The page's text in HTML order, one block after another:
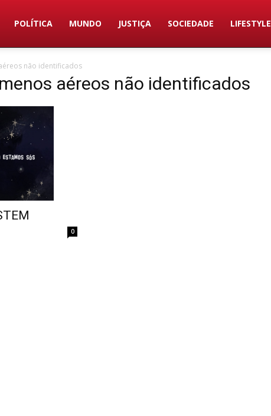
Duas
Linhas
POLÍTICA MUNDO JUSTIÇA SOCIEDADE LIFESTYLE
não identificados
aéreos não identificados
0